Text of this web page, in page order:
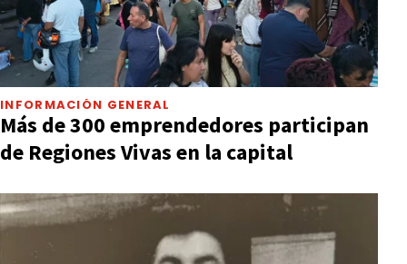
INFORMACIÓN GENERAL
Más de 300 emprendedores participan
de Regiones Vivas en la capital